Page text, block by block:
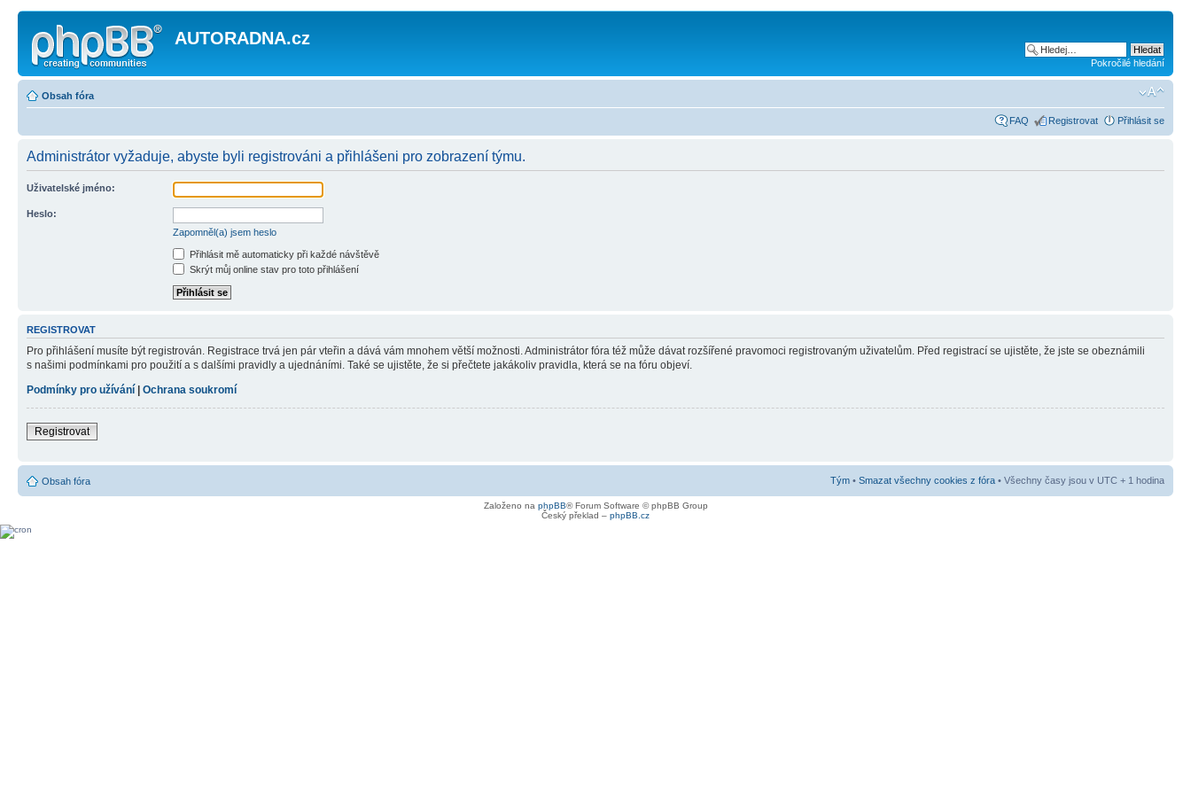
AUTORADNA.cz
Pokročilé hledání
Obsah fóra
FAQ Registrovat Přihlásit se
Administrátor vyžaduje, abyste byli registrováni a přihlášeni pro zobrazení týmu.
Uživatelské jméno:
Heslo:
Zapomněl(a) jsem heslo
Přihlásit mě automaticky při každé návštěvě
Skrýt můj online stav pro toto přihlášení
REGISTROVAT
Pro přihlášení musíte být registrován. Registrace trvá jen pár vteřin a dává vám mnohem větší možnosti. Administrátor fóra též může dávat rozšířené pravomoci registrovaným uživatelům. Před registrací se ujistěte, že jste se obeznámili
s našimi podmínkami pro použití a s dalšími pravidly a ujednáními. Také se ujistěte, že si přečtete jakákoliv pravidla, která se na fóru objeví.
Podmínky pro užívání | Ochrana soukromí
Registrovat
Obsah fóra Tým • Smazat všechny cookies z fóra • Všechny časy jsou v UTC + 1 hodina
Založeno na phpBB® Forum Software © phpBB Group
Český překlad – phpBB.cz